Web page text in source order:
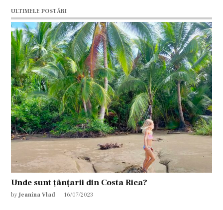
ULTIMELE POSTĂRI
Unde sunt țânțarii din Costa Rica?
by Jeanina Vlad 16/07/2023